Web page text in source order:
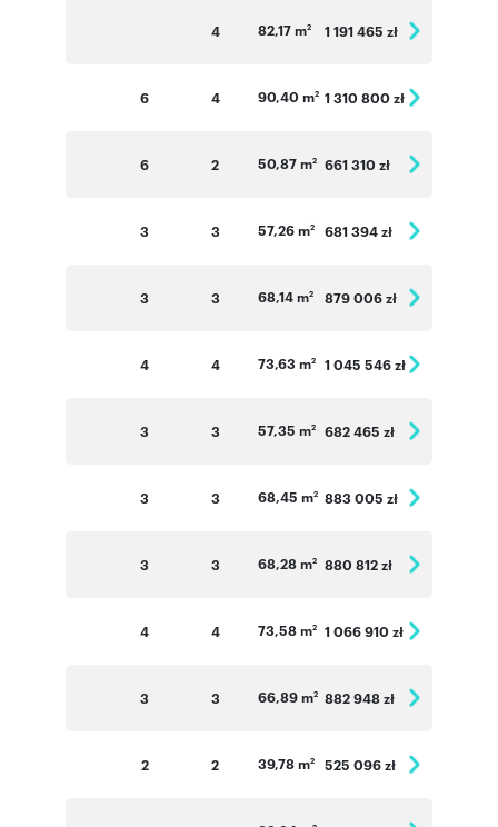
4 82,17 m2 1 191 465 zł
6 4 90,40 m2 1 310 800 zł
6 2 50,87 m2 661 310 zł
3 3 57,26 m2 681 394 zł
3 3 68,14 m2 879 006 zł
4 4 73,63 m2 1 045 546 zł
3 3 57,35 m2 682 465 zł
3 3 68,45 m2 883 005 zł
3 3 68,28 m2 880 812 zł
4 4 73,58 m2 1 066 910 zł
3 3 66,89 m2 882 948 zł
2 2 39,78 m2 525 096 zł